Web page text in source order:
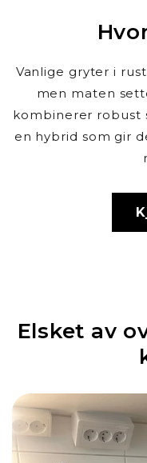
Vanlige gryter i
men maten
kombinerer robust
en hybrid som gir
Elsket av